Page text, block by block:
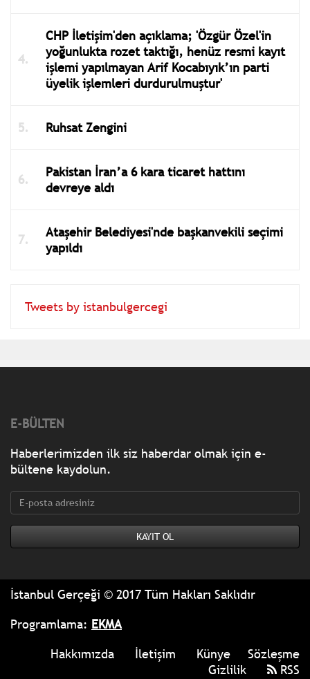
CHP İletişim'den açıklama; 'Özgür Özel'in
yoğunlukta rozet taktığı, henüz resmi kayıt
işlemi yapılmayan Arif Kocabıyık’ın parti
üyelik işlemleri durdurulmuştur'
Ruhsat Zengini
Pakistan İran’a 6 kara ticaret hattını
devreye aldı
Ataşehir Belediyesi'nde başkanvekili seçimi
yapıldı
Tweets by istanbulgercegi
E-BÜLTEN
Haberlerimizden ilk siz haberdar olmak için e-
bültene kaydolun.
İstanbul Gerçeği © 2017 Tüm Hakları Saklıdır
Programlama: EKMA
Hakkımızda
İletişim Künye
Sözleşme
Gizlilik
RSS